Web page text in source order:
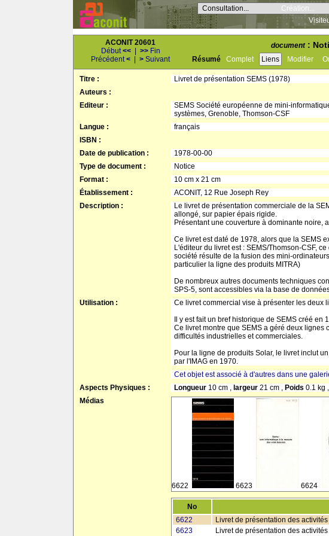
Consultation... Création...
ACONIT 20601
Début<< >>Fin
Précédent< > Suivant
document:
Résumé Complet Liens Modifier
Titre :
Livret de présentation SEMS (1978)
Auteurs :
Editeur :
SEMS Société européenne de mini-
systèmes, Grenoble, Thomson-CSF
Langue :
français
ISBN :
Date de publication :
1978-00-00
Type de document :
Notice
Format :
10 cm x 21 cm
Établissement :
ACONIT, 12 Rue Joseph Rey
Description :
Le livret de présentation commerciale de la
allongé, sur papier épais rigide.
Présentant une couverture à dominante noire,
Ce livret est daté de 1978, alors que la SEMS
L'éditeur du livret est : SEMS/Thomson-CSF,
société résulte de la fusion des mini-
particulier la ligne des produits MITRA)
De nombreux autres documents techniques
SPS-5, sont accessibles via la base de
Utilisation :
Ce livret commercial vise à présenter les deux
Il y est fait un bref historique de SEMS créé en
Ce livret montre que SEMS a géré deux lignes
difficultés industrielles et commerciales.
Pour la ligne de produits Solar, le livret inclut
par l'IMAG en 1970.
Cet objet est associé à d'autres dans une
Aspects Physiques :
Longueur 10 cm , largeur 21 cm , Poids 0.1 kg ,
Médias
6622 6623 6624
No
6622
Livret de présentation des
6623
Livret de présentation des